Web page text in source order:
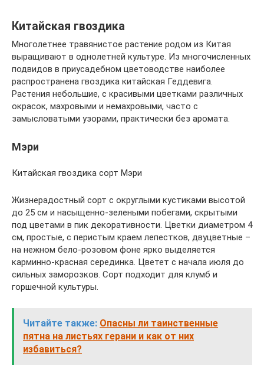
Китайская гвоздика
Многолетнее травянистое растение родом из Китая
выращивают в однолетней культуре. Из многочисленных
подвидов в приусадебном цветоводстве наиболее
распространена гвоздика китайская Геддевига.
Растения небольшие, с красивыми цветками различных
окрасок, махровыми и немахровыми, часто с
замысловатыми узорами, практически без аромата.
Мэри
Китайская гвоздика сорт Мэри
Жизнерадостный сорт с округлыми кустиками высотой
до 25 см и насыщенно-зелеными побегами, скрытыми
под цветами в пик декоративности. Цветки диаметром 4
см, простые, с перистым краем лепестков, двуцветные –
на нежном бело-розовом фоне ярко выделяется
карминно-красная серединка. Цветет с начала июля до
сильных заморозков. Сорт подходит для клумб и
горшечной культуры.
Читайте также: Опасны ли таинственные
пятна на листьях герани и как от них
избавиться?